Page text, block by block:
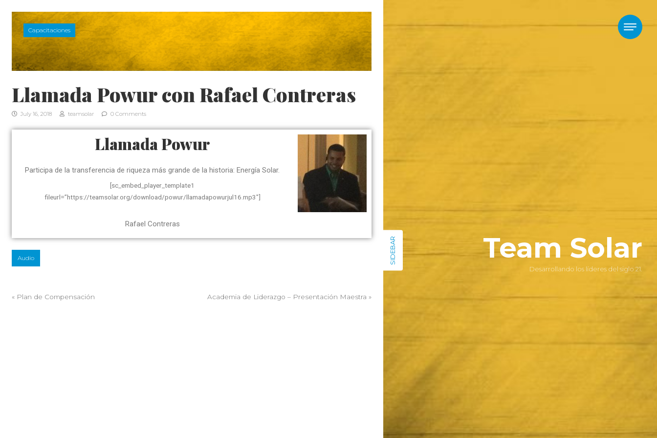
Capacitaciones
Llamada Powur con Rafael Contreras
July 16, 2018 teamsolar 0 Comments
Llamada Powur
Participa de la transferencia de riqueza más grande de la historia: Energía Solar.
[sc_embed_player_template1
fileurl=”https://teamsolar.org/download/powur/llamadapowurjul16.mp3″]
Rafael Contreras
Audio
« Plan de Compensación Academia de Liderazgo – Presentación Maestra »
SIDEBAR
Buscar
Team Solar
Desarrollando los líderes del siglo 21.